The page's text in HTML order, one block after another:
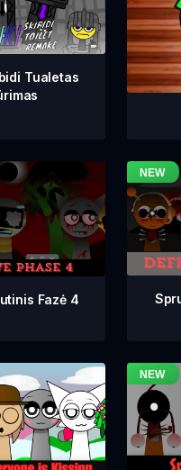
Tualetas
Fazė 4